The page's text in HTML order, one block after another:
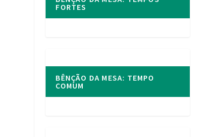
FORTES
BÊNÇÃO DA MESA: TEMPO
COMUM